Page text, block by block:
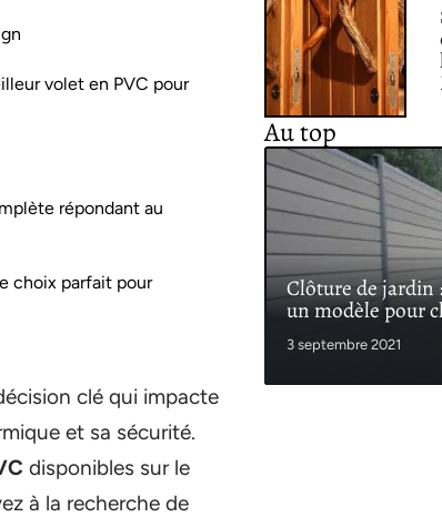
volet en PVC pour
répondant au
choix parfait pour
clé qui impacte
et sa sécurité.
disponibles sur le
à la recherche de
Au top
Clôture de
un modèle pour
3 septembre 2021